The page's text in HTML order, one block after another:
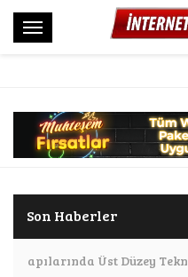
M
Son Haberler
Üst Düzey